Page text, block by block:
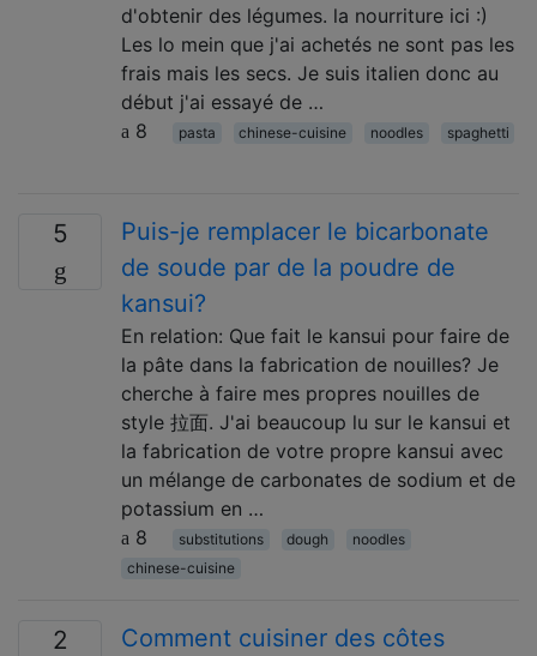
d'obtenir des légumes. la nourriture ici :)
Les lo mein que j'ai achetés ne sont pas les
frais mais les secs. Je suis italien donc au
début j'ai essayé de …
8
pasta chinese-cuisine noodles spaghetti
5
Puis-je remplacer le bicarbonate
de soude par de la poudre de
kansui?
En relation: Que fait le kansui pour faire de
la pâte dans la fabrication de nouilles? Je
cherche à faire mes propres nouilles de
style 拉面. J'ai beaucoup lu sur le kansui et
la fabrication de votre propre kansui avec
un mélange de carbonates de sodium et de
potassium en …
8
substitutions dough
noodles
chinese-cuisine
2
Comment cuisiner des côtes